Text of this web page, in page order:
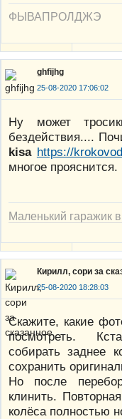
ФЫВАПРОЛДЖЭ
ghfijhg
25-08-2020 17:06:02
Ну может
бездействия....
kisa https://
многое прояснится.
Маленький гаражик
Кирилл, сори за
25-08-2020 18:28:03
Скажите, какие
посмотреть.
собирать заднее
сохранить
Но после
клинить.
колёса полностью